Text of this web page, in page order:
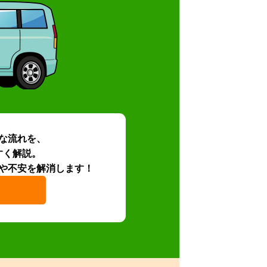
流れを、
解説。
不安を解消します！